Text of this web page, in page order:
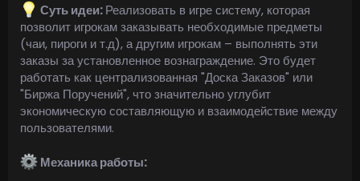
Суть идеи:Реализовать в игре систему, которая
позволит игрокам заказывать необходимые предметы
(чаи, пироги и т.д), а другим игрокам – выполнять эти
заказы за установленное вознаграждение. Это будет
работать как централизованная "Доска Заказов" или
"Биржа Поручений", что значительно углубит
экономическую составляющую и взаимодействие между
пользователями.
Механика работы: